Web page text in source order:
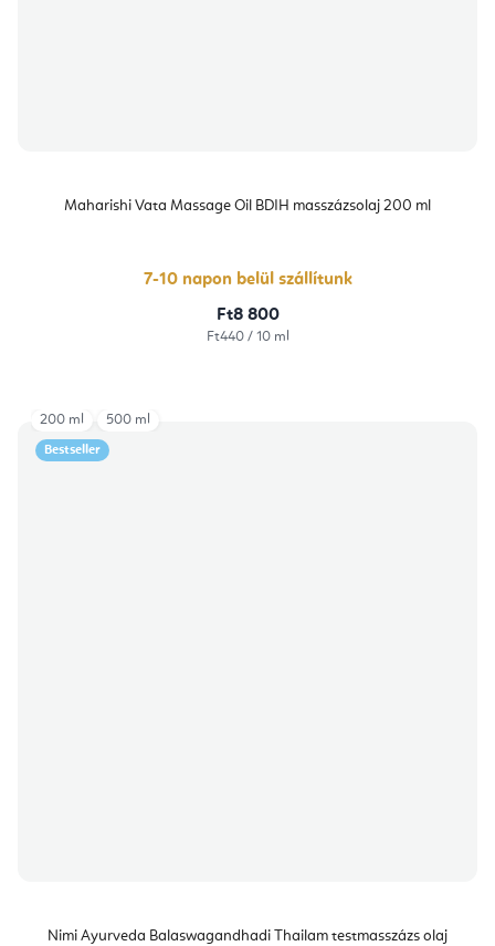
Maharishi Vata Massage Oil BDIH masszázsolaj 200 ml
7-10 napon belül szállítunk
Ft8 800
Egységár:
Ft440 / 10 ml
Bestseller
Nimi Ayurveda Balaswagandhadi Thailam testmasszázs olaj
200 ml 500 ml